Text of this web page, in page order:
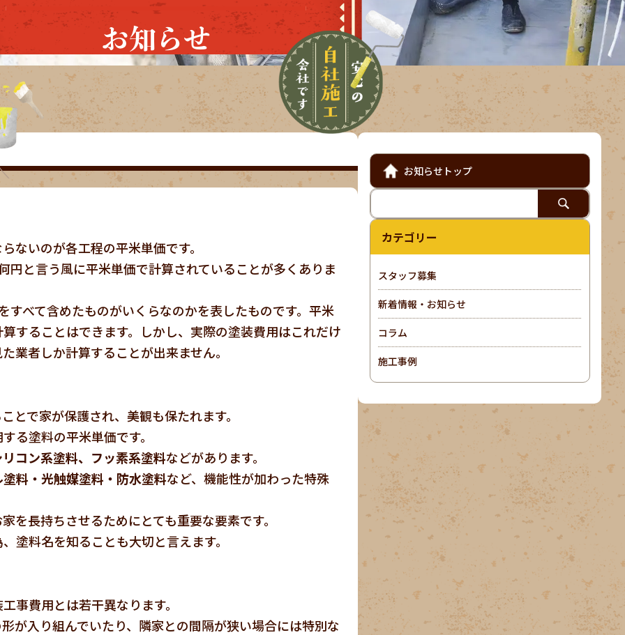
お知らせ
ないのが各工程の平米単価です。
と言う風に平米単価で計算されていることが多くありま
べて含めたものがいくらなのかを表したものです。平米
することはできます。しかし、実際の塗装費用はこれだけ
業者しか計算することが出来ません。
とで家が保護され、美観も保たれます。
る塗料の平米単価です。
コン系塗料、フッ素系塗料などがあります。
料・光触媒塗料・防水塗料など、機能性が加わった特殊
を長持ちさせるためにとても重要な要素です。
塗料名を知ることも大切と言えます。
事費用とは若干異なります。
が入り組んでいたり、隣家との間隔が狭い場合には特別な
お知らせトップ
カテゴリー
スタッフ募集
新着情報・お知らせ
コラム
施工事例